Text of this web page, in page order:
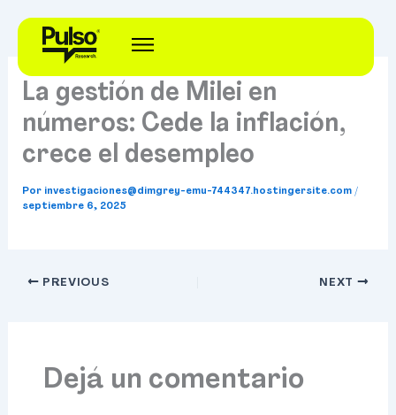
contenido
La gestión de Milei en
números: Cede la inflación,
crece el desempleo
Por investigaciones@dimgrey-emu-744347.hostingersite.com /
septiembre 6, 2025
PREVIOUS NEXT
Dejá un comentario